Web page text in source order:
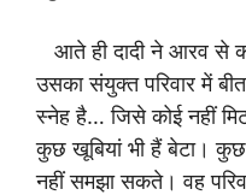
आते ही दादी ने आरव से
उसका संयुक्त परिवार में
स्नेह है… जिसे कोई नहीं
कुछ खूबियां भी हैं बेटा।
नहीं समझा सकते। वह